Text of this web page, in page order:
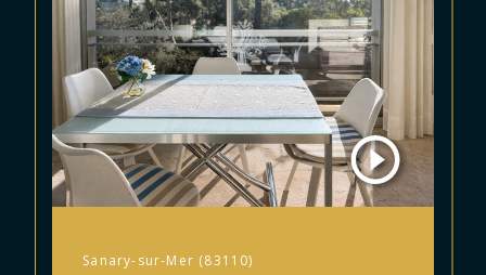
Sanary-sur-Mer (83110)